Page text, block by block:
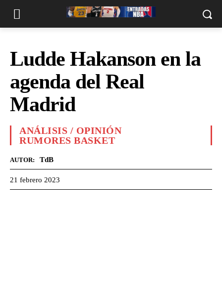
Ludde Hakanson en la
agenda del Real
Madrid
ANÁLISIS / OPINIÓN
RUMORES BASKET
AUTOR: TdB
21 febrero 2023